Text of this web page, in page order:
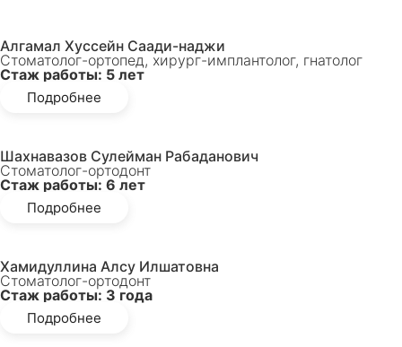
Алгамал Хуссейн Саади-наджи
Стоматолог-ортопед, хирург-имплантолог, гнатолог
Стаж работы: 5 лет
Подробнее
Шахнавазов Сулейман Рабаданович
Стоматолог-ортодонт
Стаж работы: 6 лет
Подробнее
Хамидуллина Алсу Илшатовна
Стоматолог-ортодонт
Стаж работы: 3 года
Подробнее